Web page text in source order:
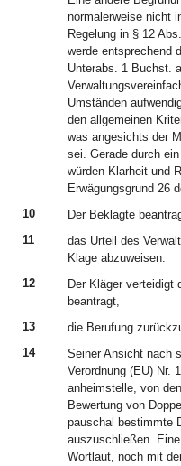
normalerweise nicht
Regelung in § 12
werde entsprechend
Unterabs. 1 Buchst.
Umständen
den allgemeinen
was angesichts der
sei. Gerade durch
würden Klarheit und
Erwägungsgrund 26
10
Der Beklagte
11
das Urteil des
Klage abzuweisen.
12
Der Kläger verteidigt
beantragt,
13
die Berufung
14
Seiner Ansicht nach
Verordnung (EU) Nr.
anheimstelle, von
Bewertung von
pauschal bestimmte
auszuschließen.
Wortlaut, noch mit